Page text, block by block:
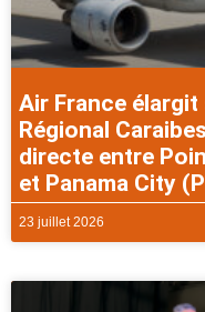
Air France
Régional
directe entre
et Panama City
23 juillet 2026